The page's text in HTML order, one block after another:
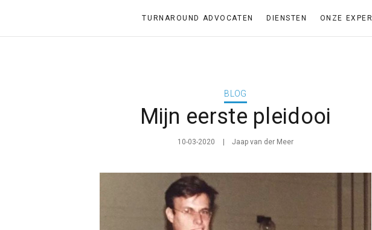
TURNAROUND ADVOCATEN DIENSTEN ONZE
BLOG
Mijn eerste pleidooi
10-03-2020 Jaap van der Meer